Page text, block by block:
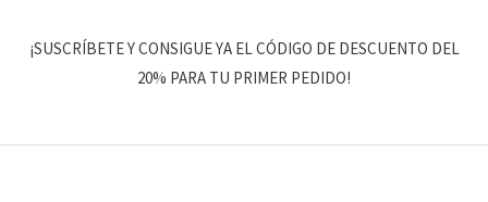
¡SUSCRÍBETE Y CONSIGUE YA EL CÓDIGO DE DESCUENTO DEL
20% PARA TU PRIMER PEDIDO!